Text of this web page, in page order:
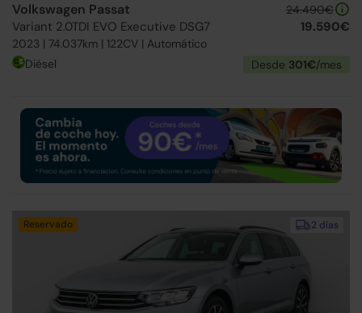
Volkswagen Passat
Variant 2.0TDI EVO Executive DSG7
2023 | 74.037km | 122CV | Automático
24.490€
19.590€
Diésel Desde 301€/mes
2 días
Reservado